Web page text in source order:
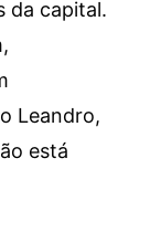
da capital.
Leandro,
está